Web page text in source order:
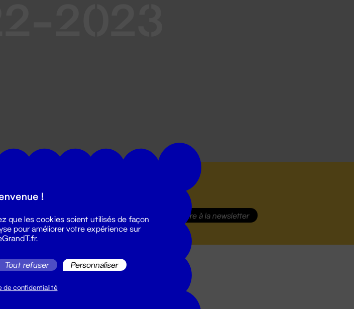
du Grand T :
S'inscrire à la newsletter
!
que les cookies soient utilisés de façon
pour améliorer votre expérience sur
Tout refuser Personnaliser
de confidentialité